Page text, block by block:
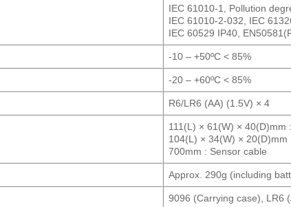
IEC 61010-1, Pollution
IEC 61010-2-032, IEC
IEC 60529 IP40,
-10 – +50ºC < 85%
-20 – +60ºC < 85%
R6/LR6 (AA) (1.5V) × 4
111(L) × 61(W) × 40(D)mm
104(L) × 34(W) × 20(D)mm
700mm : Sensor cable
Approx. 290g (including
9096 (Carrying case), LR6